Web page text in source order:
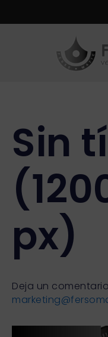
Sin
px)
Deja un comentario